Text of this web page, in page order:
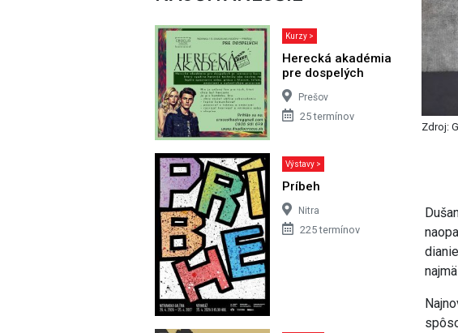
Kurzy >
Herecká akadémia
pre dospelých
Prešov
25 termínov
Výstavy >
Príbeh
Nitra
225 termínov
Zdroj: